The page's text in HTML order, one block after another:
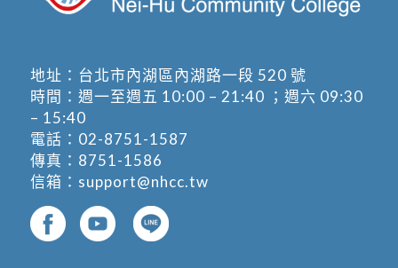
地址： 台北市內湖區內湖路一段 520 號
時間：週一至週五 10:00 – 21:40 ；週六 09:30
– 15:40
電話： 02-8751-1587
傳真：8751-1586
信箱： support@nhcc.tw